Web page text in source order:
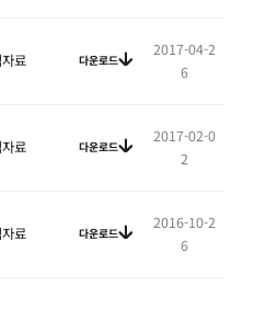
료 다운로드
2017-04-2
6
료 다운로드
2017-02-0
2
료 다운로드
2016-10-2
6